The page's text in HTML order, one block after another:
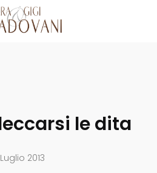
le dita
2013